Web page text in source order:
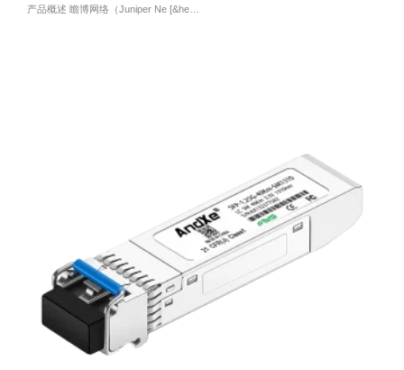
产品概述 瞻博网络（Juniper Ne [&he…